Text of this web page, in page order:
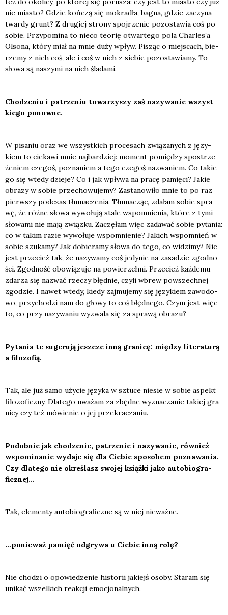
nie mia­sto? Gdzie koń­czą się mokra­dła, bagna, gdzie zaczy­na
twar­dy grunt? Z dru­giej stro­ny spoj­rze­nie pozo­sta­wia coś po
sobie. Przy­po­mi­na to nie­co teo­rię otwar­te­go pola Char­le­s’a
Olso­na, któ­ry miał na mnie duży wpływ. Pisząc o miej­scach, bie­
rze­my z nich coś, ale i coś w nich z sie­bie pozo­sta­wia­my. To
sło­wa są naszy­mi na nich śla­da­mi.
Cho­dze­niu i patrze­niu towa­rzy­szy zaś nazy­wa­nie wszyst­
kie­go ponow­ne.
W pisa­niu oraz we wszyst­kich pro­ce­sach zwią­za­nych z języ­
kiem to cie­ka­wi mnie naj­bar­dziej: moment pomię­dzy spo­strze­
że­niem cze­goś, pozna­niem a tego cze­goś nazwa­niem. Co takie­
go się wte­dy dzie­je? Co i jak wpły­wa na pra­cę pamię­ci? Jakie
obra­zy w sobie prze­cho­wu­je­my? Zasta­no­wi­ło mnie to po raz
pierw­szy pod­czas tłu­ma­cze­nia. Tłu­ma­cząc, zda­łam sobie spra­
wę, że róż­ne sło­wa wywo­łu­ją sta­le wspo­mnie­nia, któ­re z tymi
sło­wa­mi nie mają związ­ku. Zaczę­łam więc zada­wać sobie pyta­nia:
co w takim razie wywo­łu­je wspo­mnie­nie? Jakich wspo­mnień w
sobie szu­ka­my? Jak dobie­ra­my sło­wa do tego, co widzi­my? Nie
jest prze­cież tak, że nazy­wa­my coś jedy­nie na zasa­dzie zgod­no­
ści. Zgod­ność obo­wią­zu­je na powierzch­ni. Prze­cież każ­de­mu
zda­rza się nazwać rze­czy błęd­nie, czy­li wbrew powszech­nej
zgo­dzie. I nawet wte­dy, kie­dy zaj­mu­je­my się języ­kiem zawo­do­
wo, przy­cho­dzi nam do gło­wy to coś błęd­ne­go. Czym jest więc
to, co przy nazy­wa­niu wyzwa­la się za spra­wą obra­zu?
Pyta­nia te suge­ru­ją jesz­cze inną gra­ni­cę: mię­dzy lite­ra­tu­rą
a filo­zo­fią.
Tak, ale już samo uży­cie języ­ka w sztu­ce nie­sie w sobie aspekt
filo­zo­ficz­ny. Dla­te­go uwa­żam za zbęd­ne wyzna­cza­nie takiej gra­
ni­cy czy też mówie­nie o jej prze­kra­cza­niu.
Podob­nie jak cho­dze­nie, patrze­nie i nazy­wa­nie, rów­nież
wspo­mi­na­nie wyda­je się dla Cie­bie spo­so­bem pozna­wa­nia.
Czy dla­te­go nie okre­ślasz swo­jej książ­ki jako auto­bio­gra­
ficz­nej…
Tak, ele­men­ty auto­bio­gra­ficz­ne są w niej nie­waż­ne.
…ponie­waż pamięć odgry­wa u Cie­bie inną rolę?
Nie cho­dzi o opo­wie­dze­nie histo­rii jakiejś oso­by. Sta­ram się
uni­kać wszel­kich reak­cji emo­cjo­nal­nych.